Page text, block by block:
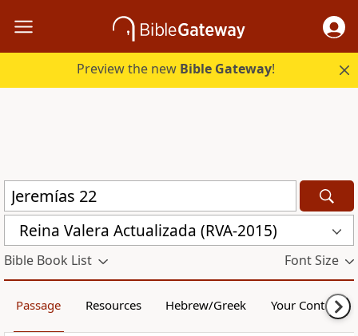
Preview the new Bible Gateway!
Reina Valera Actualizada (RVA-2015)
Bible Book List Font Size
Passage Resources Hebrew/Greek Your Content